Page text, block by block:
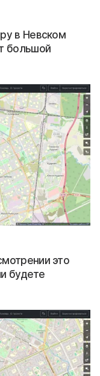
в Невском
большой
это
будете